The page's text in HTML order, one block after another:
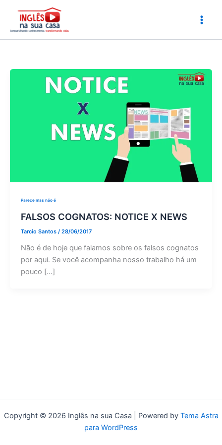
conteúdo
Parece mas não é
FALSOS COGNATOS: NOTICE X NEWS
Tarcio Santos / 28/06/2017
Não é de hoje que falamos sobre os falsos cognatos
por aqui. Se você acompanha nosso trabalho há um
pouco […]
Copyright © 2026 Inglês na sua Casa | Powered by Tema Astra
para WordPress